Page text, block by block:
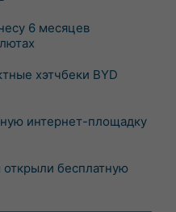
6 месяцев
хэтчбеки BYD
интернет-площадку
бесплатную